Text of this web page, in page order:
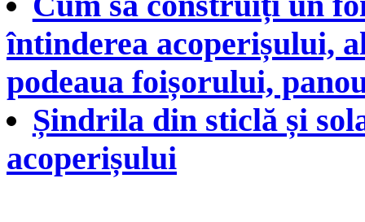
întinderea acoperișului,
podeaua foișorului,
Șindrila din sticlă și
acoperișului